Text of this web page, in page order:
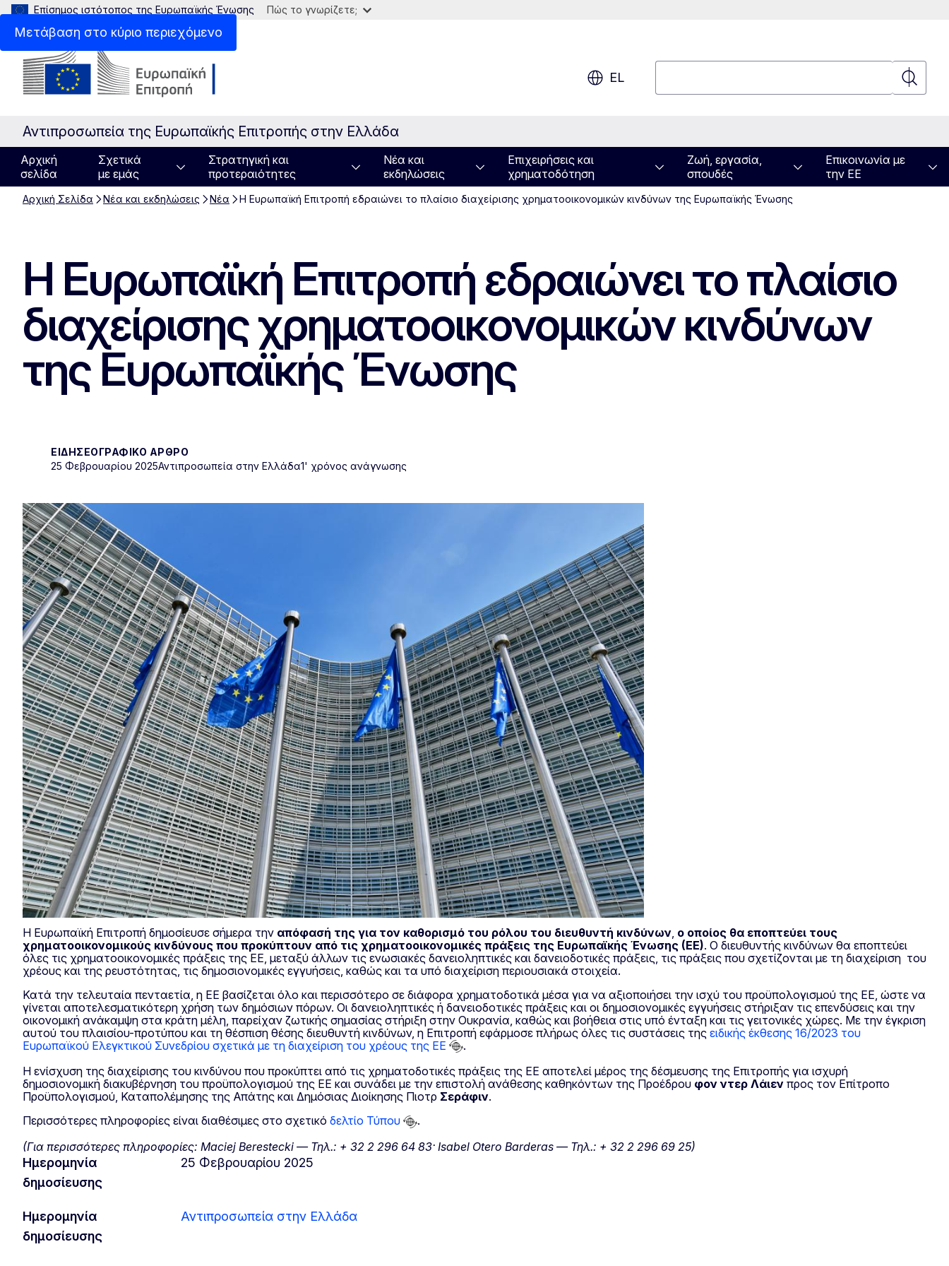
Μετάβαση στο κύριο περιεχόμενο
Επίσημος ιστότοπος της Ευρωπαϊκής Ένωσης Πώς το γνωρίζετε;
EL
Αντιπροσωπεία της Ευρωπαϊκής Επιτροπής στην Ελλάδα
Αρχική
σελίδα
Σχετικά
με εμάς
Στρατηγική και
προτεραιότητες
Νέα και
εκδηλώσεις
Επιχειρήσεις και
χρηματοδότηση
Ζωή, εργασία,
σπουδές
Επικοινωνία με
την ΕΕ
Αρχική Σελίδα Νέα και εκδηλώσεις Νέα Η Ευρωπαϊκή Επιτροπή εδραιώνει το πλαίσιο διαχείρισης χρηματοοικονομικών κινδύνων της Ευρωπαϊκής Ένωσης
Η Ευρωπαϊκή Επιτροπή εδραιώνει το πλαίσιο
διαχείρισης χρηματοοικονομικών κινδύνων
της Ευρωπαϊκής Ένωσης
ΕΙΔΗΣΕΟΓΡΑΦΙΚΌ ΆΡΘΡΟ
25 Φεβρουαρίου 2025Αντιπροσωπεία στην Ελλάδα1' χρόνος ανάγνωσης
Η Ευρωπαϊκή Επιτροπή δημοσίευσε σήμερα την απόφασή της για τον καθορισμό του ρόλου του διευθυντή κινδύνων ο οποίος θα εποπτεύει τους
χρηματοοικονομικούς κινδύνους που προκύπτουν από τις χρηματοοικονομικές πράξεις της Ευρωπαϊκής Ένωσης (ΕΕ). Ο διευθυντής κινδύνων θα εποπτεύει
όλες τις χρηματοοικονομικές πράξεις της ΕΕ, μεταξύ άλλων τις ενωσιακές δανειοληπτικές και δανειοδοτικές πράξεις, τις πράξεις που σχετίζονται με τη διαχείριση του
χρέους και της ρευστότητας, τις δημοσιονομικές εγγυήσεις, καθώς και τα υπό διαχείριση περιουσιακά στοιχεία.
Κατά την τελευταία πενταετία, η ΕΕ βασίζεται όλο και περισσότερο σε διάφορα χρηματοδοτικά μέσα για να αξιοποιήσει την ισχύ του προϋπολογισμού της ΕΕ, ώστε να
γίνεται αποτελεσματικότερη χρήση των δημόσιων πόρων. Οι δανειοληπτικές ή δανειοδοτικές πράξεις και οι δημοσιονομικές εγγυήσεις στήριξαν τις επενδύσεις και την
οικονομική ανάκαμψη στα κράτη μέλη, παρείχαν ζωτικής σημασίας στήριξη στην Ουκρανία, καθώς και βοήθεια στις υπό ένταξη και τις γειτονικές χώρες. Με την έγκριση
αυτού του πλαισίου-προτύπου και τη θέσπιση θέσης διευθυντή κινδύνων, η Επιτροπή εφάρμοσε πλήρως όλες τις συστάσεις της ειδικής έκθεσης 16/2023 του
Ευρωπαϊκού Ελεγκτικού Συνεδρίου σχετικά με τη διαχείριση του χρέους της ΕΕ
.
Η ενίσχυση της διαχείρισης του κινδύνου που προκύπτει από τις χρηματοδοτικές πράξεις της ΕΕ αποτελεί μέρος της δέσμευσης της Επιτροπής για ισχυρή
δημοσιονομική διακυβέρνηση του προϋπολογισμού της ΕΕ και συνάδει με την επιστολή ανάθεσης καθηκόντων της Προέδρου φον ντερ Λάιεν προς τον Επίτροπο
Προϋπολογισμού, Καταπολέμησης της Απάτης και Δημόσιας Διοίκησης Πιοτρ Σεράφιν.
Περισσότερες πληροφορίες είναι διαθέσιμες στο σχετικό δελτίο Τύπου
.
(Για περισσότερες πληροφορίες: Maciej Berestecki — Τηλ.: + 32 2 296 64 83· Isabel Otero Barderas — Τηλ.: + 32 2 296 69 25)
Ημερομηνία
δημοσίευσης
25 Φεβρουαρίου 2025
Ημερομηνία
δημοσίευσης
Αντιπροσωπεία στην Ελλάδα